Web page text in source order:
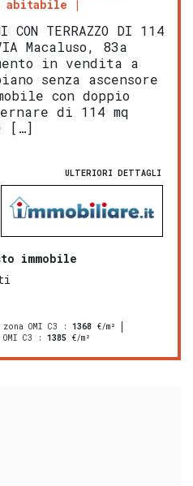
abitabile
CON TERRAZZO DI 114
Macaluso, 83a
in vendita a
senza ascensore
con doppio
di 114 mq
[…]
ULTERIORI DETTAGLI
immobile
OMI C3 : 1368 €/m²
C3 : 1385 €/m²